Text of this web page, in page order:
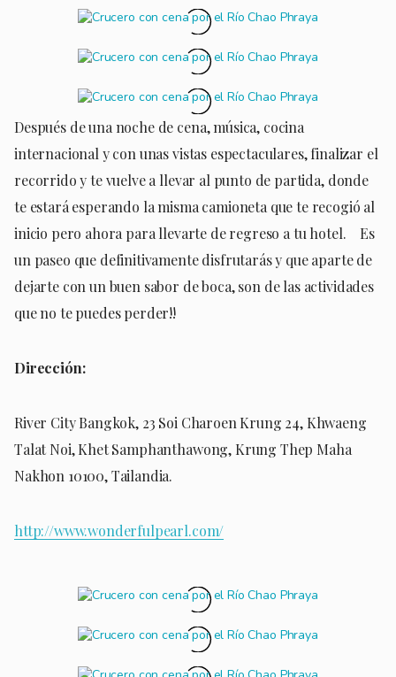
Después de una noche de cena, música, cocina
internacional y con unas vistas espectaculares, finalizar el
recorrido y te vuelve a llevar al punto de partida, donde
te estará esperando la misma camioneta que te recogió al
inicio pero ahora para llevarte de regreso a tu hotel. Es
un paseo que definitivamente disfrutarás y que aparte de
dejarte con un buen sabor de boca, son de las actividades
que no te puedes perder!!
Dirección:
River City Bangkok, 23 Soi Charoen Krung 24, Khwaeng
Talat Noi, Khet Samphanthawong, Krung Thep Maha
Nakhon 10100, Tailandia.
http://www.wonderfulpearl.com/